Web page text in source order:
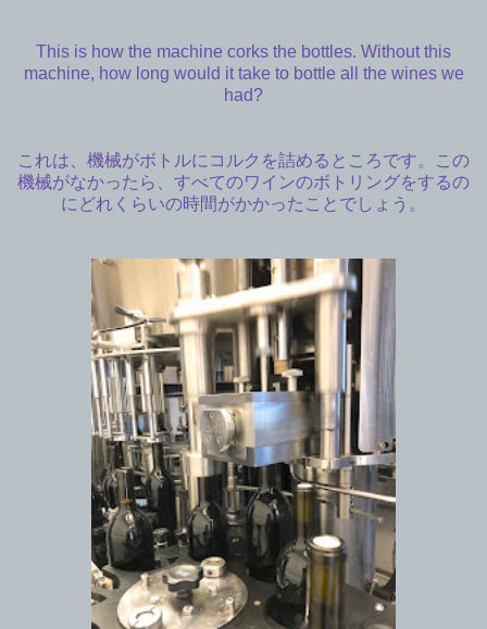
This is how the machine corks the bottles. Without this
machine, how long would it take to bottle all the wines we
had?
これは、機械がボトルにコルクを詰めるところです。この
機械がなかったら、すべてのワインのボトリングをするの
にどれくらいの時間がかかったことでしょう。